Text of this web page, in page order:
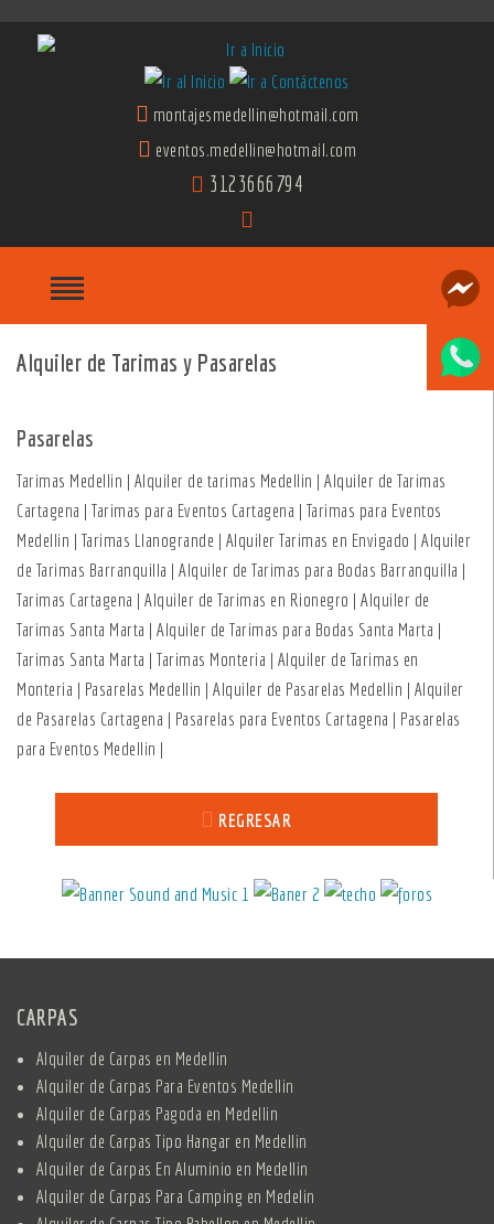
montajesmedellin@hotmail.com
eventos.medellin@hotmail.com
3123666794
Alquiler de Tarimas y Pasarelas
Pasarelas
Tarimas Medellin | Alquiler de tarimas Medellin | Alquiler de Tarimas
Cartagena | Tarimas para Eventos Cartagena | Tarimas para Eventos
Medellin | Tarimas Llanogrande | Alquiler Tarimas en Envigado | Alquiler
de Tarimas Barranquilla | Alquiler de Tarimas para Bodas Barranquilla |
Tarimas Cartagena | Alquiler de Tarimas en Rionegro | Alquiler de
Tarimas Santa Marta | Alquiler de Tarimas para Bodas Santa Marta |
Tarimas Santa Marta | Tarimas Monteria | Alquiler de Tarimas en
Monteria | Pasarelas Medellin | Alquiler de Pasarelas Medellin | Alquiler
de Pasarelas Cartagena | Pasarelas para Eventos Cartagena | Pasarelas
para Eventos Medellin |
REGRESAR
CARPAS
Alquiler de Carpas en Medellin
Alquiler de Carpas Para Eventos Medellin
Alquiler de Carpas Pagoda en Medellin
Alquiler de Carpas Tipo Hangar en Medellin
Alquiler de Carpas En Aluminio en Medellin
Alquiler de Carpas Para Camping en Medelin